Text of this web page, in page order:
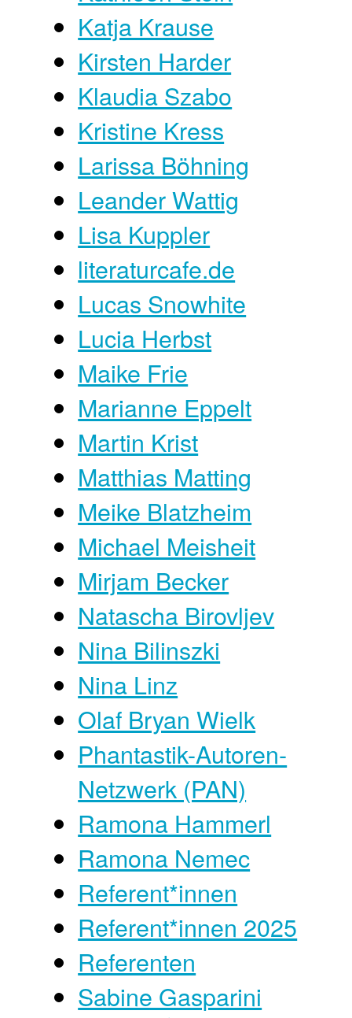
Katja Krause
Kirsten Harder
Klaudia Szabo
Kristine Kress
Larissa Böhning
Leander Wattig
Lisa Kuppler
literaturcafe.de
Lucas Snowhite
Lucia Herbst
Maike Frie
Marianne Eppelt
Martin Krist
Matthias Matting
Meike Blatzheim
Michael Meisheit
Mirjam Becker
Natascha Birovljev
Nina Bilinszki
Nina Linz
Olaf Bryan Wielk
Phantastik-Autoren-
Netzwerk (PAN)
Ramona Hammerl
Ramona Nemec
Referent*innen
Referent*innen 2025
Referenten
Sabine Gasparini